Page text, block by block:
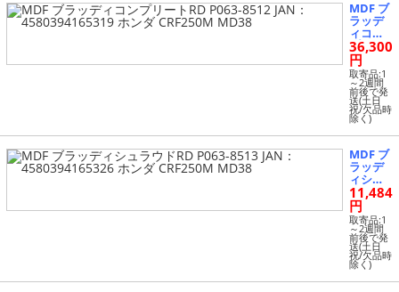
MDF ブ
ラッデ
ィコン
プリー
トRD P
063-851
2 JAN：
4580394
165319
ホンダ
CRF250
M MD3
8
36,300
円
取寄品:1
～2週間
前後で発
送(土日
祝/欠品時
除く)
MDF ブ
ラッデ
ィシュ
ラウドR
D P063-
8513 JA
N：458
0394165
326 ホ
ンダ CR
F250M
11,484
円
取寄品:1
～2週間
前後で発
送(土日
祝/欠品時
除く)